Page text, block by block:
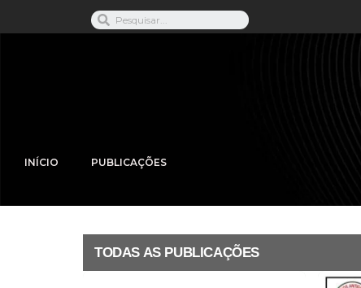
INÍCIO PUBLICAÇÕES
TODAS AS PUBLICAÇÕES